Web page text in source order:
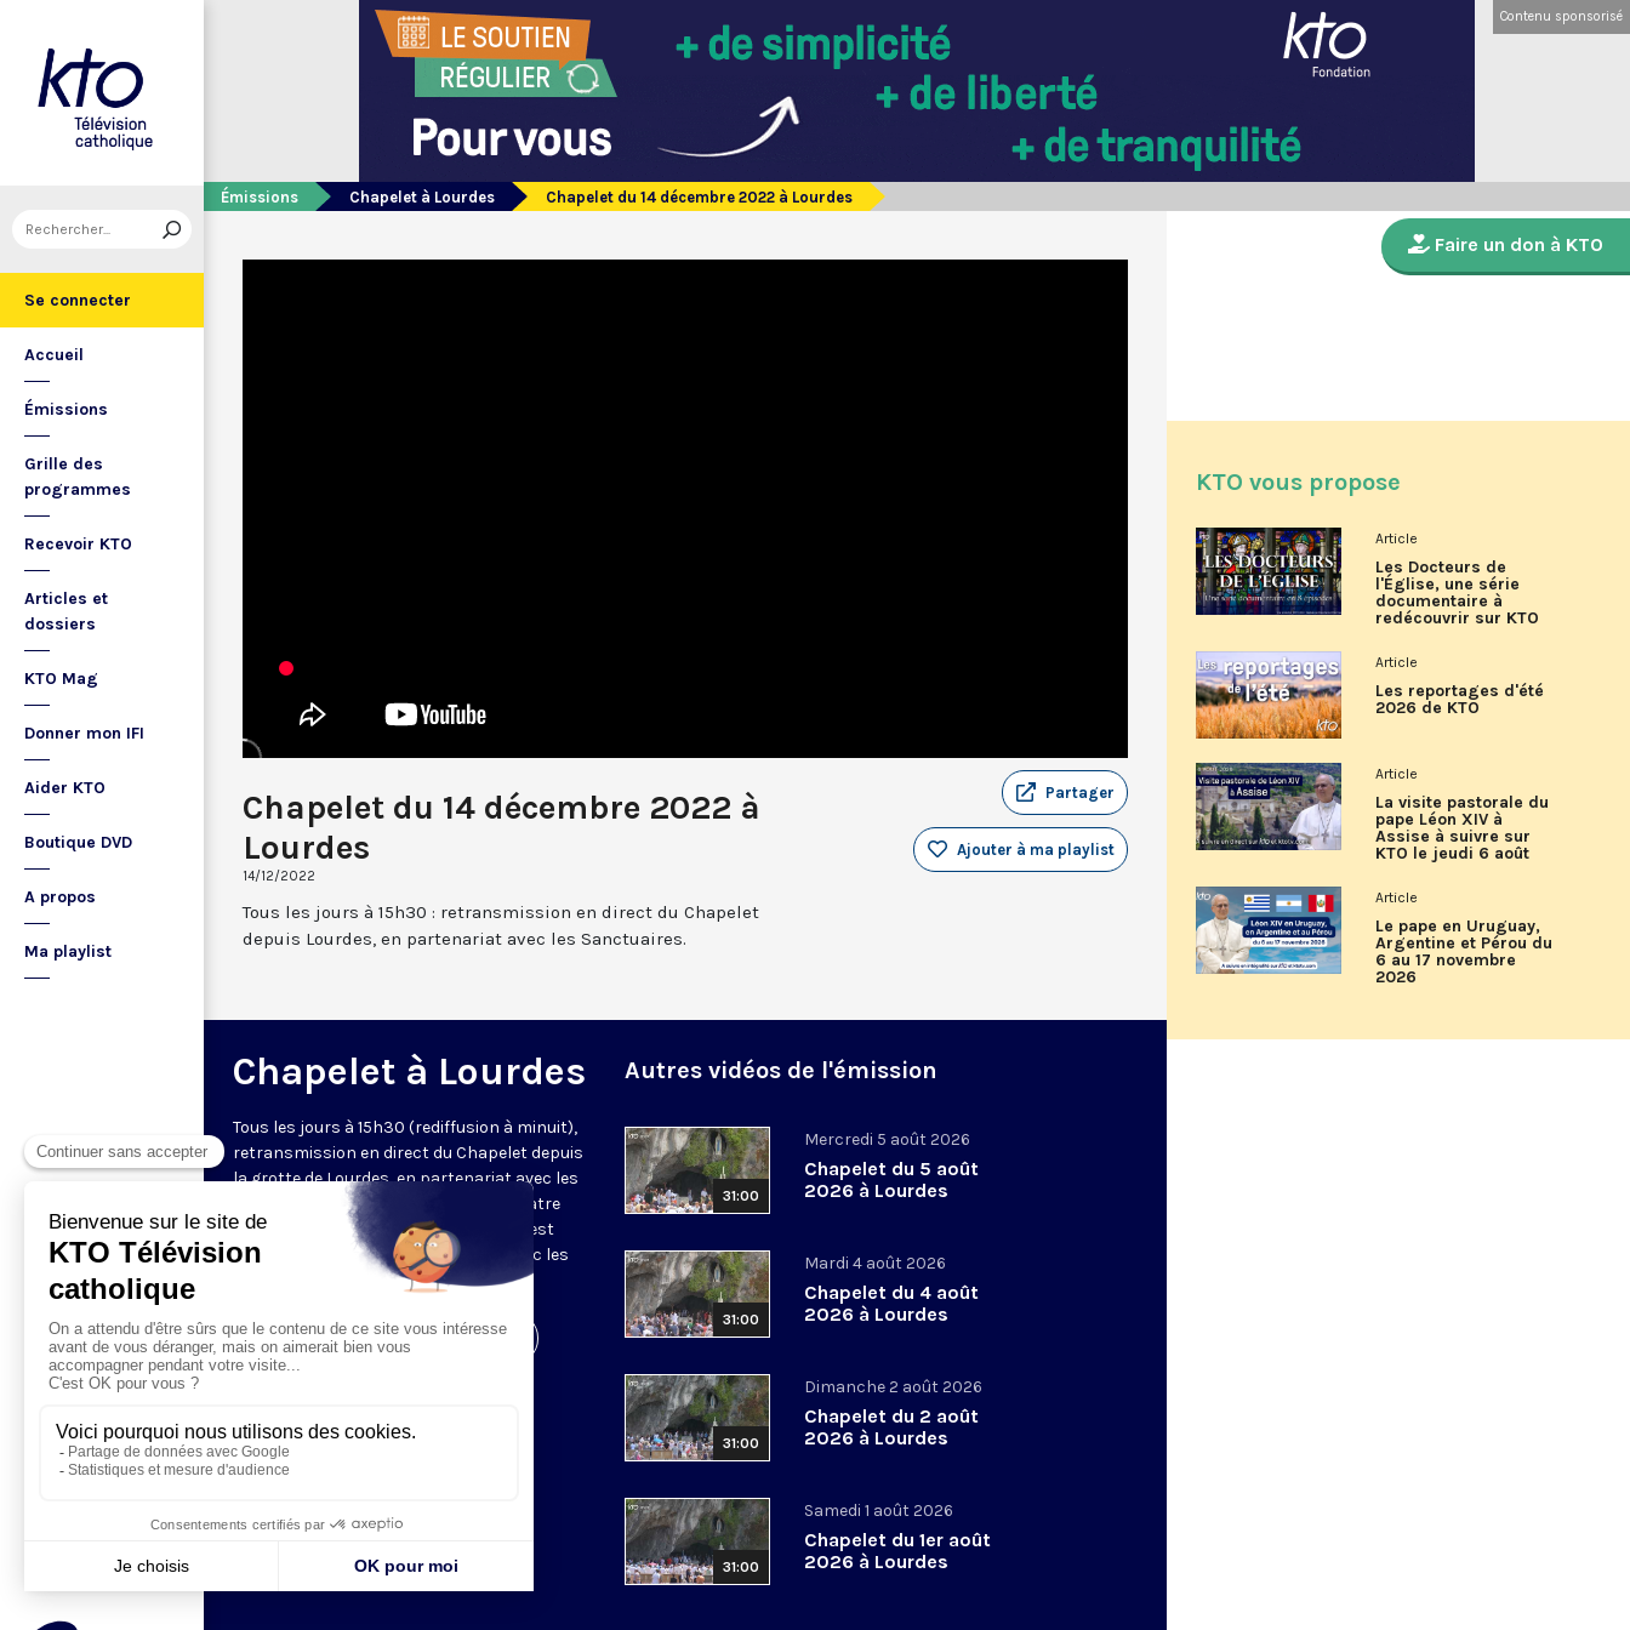
Se connecter
Accueil
Émissions
Grille des
programmes
Recevoir KTO
Articles et
dossiers
KTO Mag
Donner mon IFI
Aider KTO
Boutique DVD
A propos
Ma playlist
Contenu sponsorisé
Émissions Chapelet à Lourdes Chapelet du 14 décembre 2022 à Lourdes
Chapelet du 14 décembre 2022 à
Lourdes
14/12/2022
Partager
Ajouter à ma playlist
Tous les jours à 15h30 : retransmission en direct du Chapelet
depuis Lourdes, en partenariat avec les Sanctuaires.
Chapelet à Lourdes
Tous les jours à 15h30 (rediffusion à minuit),
retransmission en direct du Chapelet depuis
la grotte de Lourdes, en partenariat avec les
Sanctuaires. Chaque jour, l'une des quatre
méditations des mystères du Rosaire est
proposée en communion de prière avec les
Visiter la page de l'émission
Autres vidéos de l'émission
31:00
Mercredi 5 août 2026
Chapelet du 5 août
2026 à Lourdes
31:00
Mardi 4 août 2026
Chapelet du 4 août
2026 à Lourdes
31:00
Dimanche 2 août 2026
Chapelet du 2 août
2026 à Lourdes
31:00
Samedi 1 août 2026
Chapelet du 1er août
2026 à Lourdes
Faire un don à KTO
KTO vous propose
Article
Les Docteurs de
l'Église, une série
documentaire à
redécouvrir sur KTO
Article
Les reportages d'été
2026 de KTO
Article
La visite pastorale du
pape Léon XIV à
Assise à suivre sur
KTO le jeudi 6 août
Article
Le pape en Uruguay,
Argentine et Pérou du
6 au 17 novembre
2026